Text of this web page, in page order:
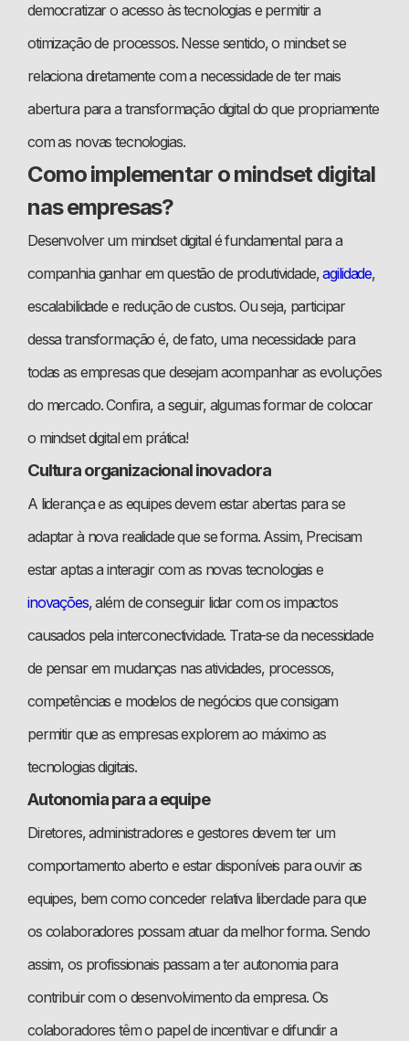
democratizar o acesso às tecnologias e permitir a
otimização de processos. Nesse sentido, o mindset se
relaciona diretamente com a necessidade de ter mais
abertura para a transformação digital do que propriamente
com as novas tecnologias.
Como implementar o mindset digital
nas empresas?
Desenvolver um mindset digital é fundamental para a
companhia ganhar em questão de produtividade,agilidade,
escalabilidade e redução de custos. Ou seja, participar
dessa transformação é, de fato, uma necessidade para
todas as empresas que desejam acompanhar as evoluções
do mercado. Confira, a seguir, algumas formar de colocar
o mindset digital em prática!
Cultura organizacional inovadora
A liderança e as equipes devem estar abertas para se
adaptar à nova realidade que se forma. Assim, Precisam
estar aptas a interagir com as novas tecnologias e
inovações, além de conseguir lidar com os impactos
causados pela interconectividade. Trata-se da necessidade
de pensar em mudanças nas atividades, processos,
competências e modelos de negócios que consigam
permitir que as empresas explorem ao máximo as
tecnologias digitais.
Autonomia para a equipe
Diretores, administradores e gestores devem ter um
comportamento aberto e estar disponíveis para ouvir as
equipes, bem como conceder relativa liberdade para que
os colaboradores possam atuar da melhor forma. Sendo
assim, os profissionais passam a ter autonomia para
contribuir com o desenvolvimento da empresa. Os
colaboradores têm o papel de incentivar e difundir a